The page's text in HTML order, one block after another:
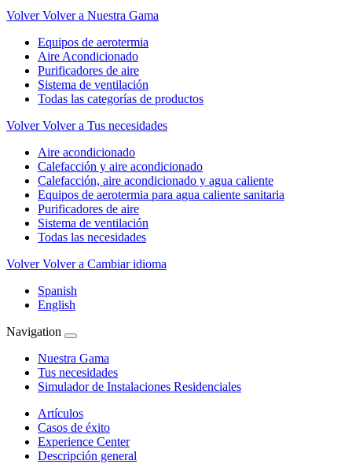
Volver Volver a Nuestra Gama
Equipos de aerotermia
Aire Acondicionado
Purificadores de aire
Sistema de ventilación
Todas las categorías de productos
Volver Volver a Tus necesidades
Aire acondicionado
Calefacción y aire acondicionado
Calefacción, aire acondicionado y agua caliente
Equipos de aerotermia para agua caliente sanitaria
Purificadores de aire
Sistema de ventilación
Todas las necesidades
Volver Volver a Cambiar idioma
Spanish
English
Navigation
Nuestra Gama
Tus necesidades
Simulador de Instalaciones Residenciales
Artículos
Casos de éxito
Experience Center
Descripción general